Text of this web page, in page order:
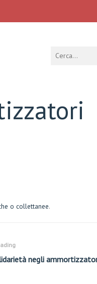
o collettanee.
negli